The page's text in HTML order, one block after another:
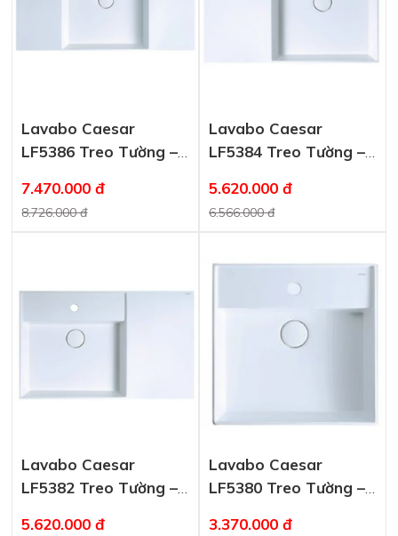
Lavabo Caesar
LF5386 Treo Tường –
7.470.000 đ
8.726.000 đ
Lavabo Caesar
LF5384 Treo Tường –
5.620.000 đ
6.566.000 đ
Lavabo Caesar
LF5382 Treo Tường –
5.620.000 đ
Lavabo Caesar
LF5380 Treo Tường –
3.370.000 đ